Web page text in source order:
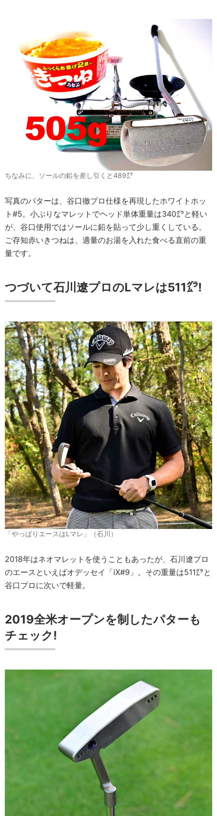
ちなみに、ソールの鉛を差し引くと489㌘
写真のパターは、谷口徹プロ仕様を再現したホワイトホッ
ト#5。小ぶりなマレットでヘッド単体重量は340㌘と軽い
が、谷口使用ではソールに鉛を貼って少し重くしている。
ご存知赤いきつねは、適量のお湯を入れた食べる直前の重
量です。
つづいて石川遼プロのLマレは511㌘!
「やっぱりエースはLマレ」（石川）
2018年はネオマレットを使うこともあったが、石川遼プロ
のエースといえばオデッセイ「iX#9」。その重量は511㌘と
谷口プロに次いで軽量。
2019全米オープンを制したパターも
チェック!